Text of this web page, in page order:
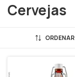
Cervejas
ORDENAR